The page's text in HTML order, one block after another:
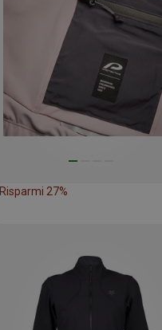
Risparmi 27%